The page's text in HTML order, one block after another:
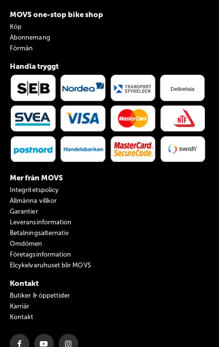
MOVS one-stop bike shop
Köp
Abonnemang
Förmån
Handla tryggt
Mer från MOVS
Integritetspolicy
Allmänna villkor
Garantier
Leveransinformation
Betalningsalternativ
Omdömen
Företagsinformation
Elcykelvaruhuset blir MOVS
Kontakt
Butiker & öppettider
Karriär
Kontakt